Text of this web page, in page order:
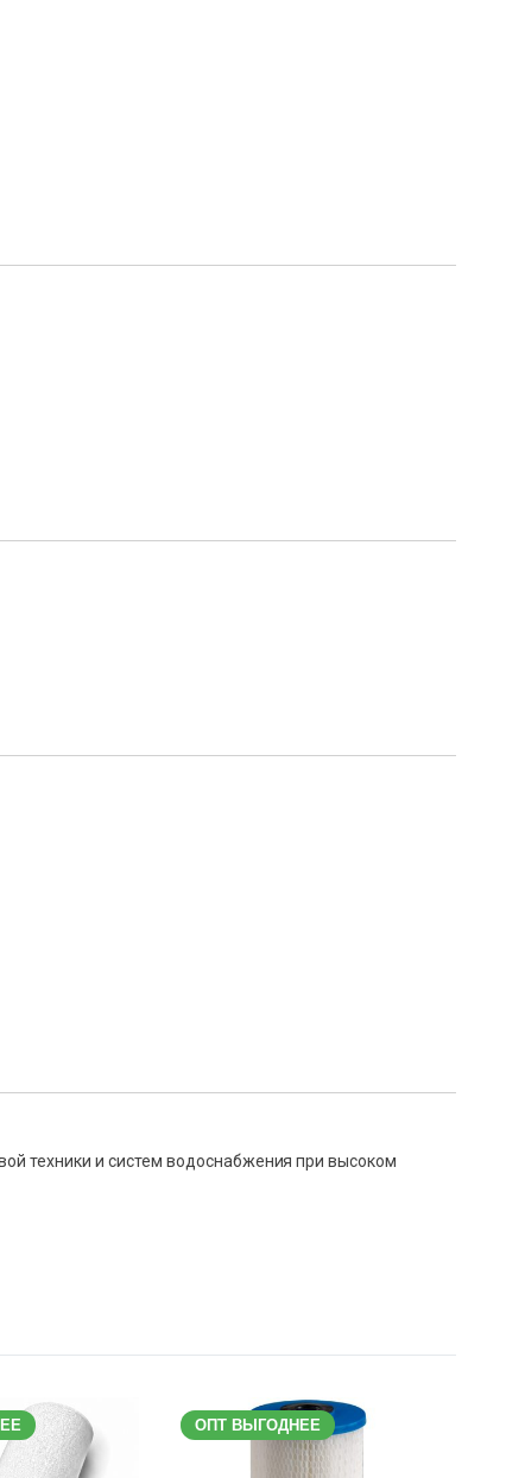
техники и систем водоснабжения при высоком
ОПТ ВЫГОДНЕЕ